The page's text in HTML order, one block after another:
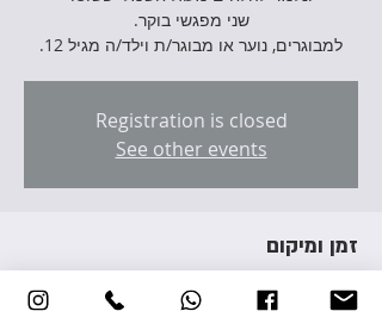
למבוגרים, נוער או מבוגר/ת וילד/ה מגיל 12.
Registration is closed
See other events
זמן ומיקום
23 באוג׳ 2023, 10:00 – 12:30
Yehud-Monosson, Avraham Giron St 3,